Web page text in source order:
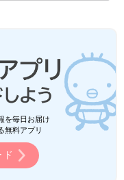
を毎日お届け
無料アプリ